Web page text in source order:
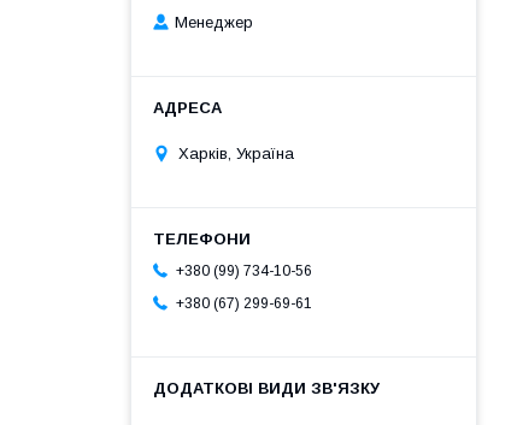
Менеджер
Харків, Україна
+380 (99) 734-10-56
+380 (67) 299-69-61